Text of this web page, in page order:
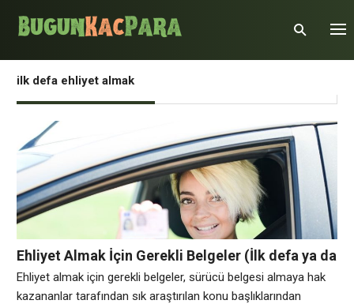
ilk defa ehliyet almak
Ehliyet Almak İçin Gerekli Belgeler (İlk defa ya da
Yenileme)
Ehliyet almak için gerekli belgeler, sürücü belgesi almaya hak
kazananlar tarafından sık araştırılan konu başlıklarından